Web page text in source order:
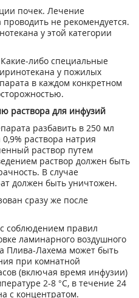
почек. Лечение
не рекомендуется.
у этой категории
либо специальные
у пожилых
в каждом конкретном
раствора для инфузий
разбавить в 250 мл
раствора натрия
раствор путем
раствор должен быть
В случае
должен быть уничтожен.
сразу же после
соблюдением правил
ламинарного воздушного
Плива-Лахема может быть
при комнатной
(включая время инфузии)
2-8 °С, в течение 24
с концентратом.